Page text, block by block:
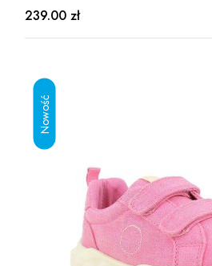
239.00 zł